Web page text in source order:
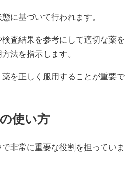
に基づいて行われます。
査結果を参考にして適切な薬を
法を指示します。
を正しく服用することが重要で
使い方
で非常に重要な役割を担っていま